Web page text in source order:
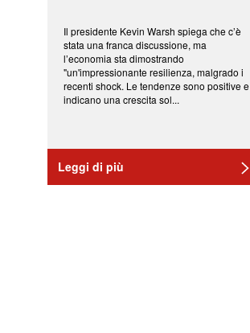
Il presidente Kevin Warsh spiega che c’è
stata una franca discussione, ma
l’economia sta dimostrando
"un'impressionante resilienza, malgrado i
recenti shock. Le tendenze sono positive e
indicano una crescita sol...
Leggi di più